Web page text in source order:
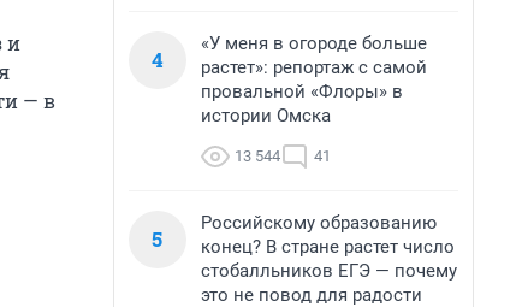
и
— в
4
«У меня в огороде больше
растет»: репортаж с самой
провальной «Флоры» в
истории Омска
13 544 41
5
Российскому образованию
конец? В стране растет число
стобалльников ЕГЭ — почему
это не повод для радости